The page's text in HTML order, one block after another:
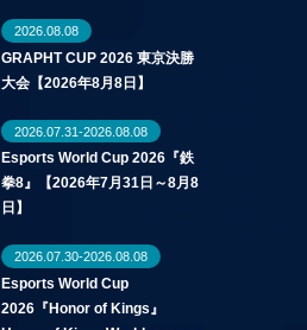
2026.08.08
GRAPHT CUP 2026 東京決勝
大会【2026年8月8日】
2026.07.31-2026.08.08
Esports World Cup 2026『鉄
拳8』【2026年7月31日～8月8
日】
2026.07.30-2026.08.08
Esports World Cup
2026『Honor of Kings』